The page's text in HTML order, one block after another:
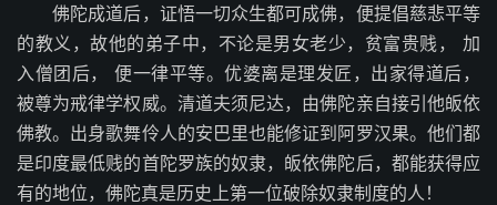
佛陀成道后，证悟一切众生都可成佛，便提倡慈悲平等
的教义，故他的弟子中，不论是男女老少，贫富贵贱， 加
入僧团后， 便一律平等。优婆离是理发匠，出家得道后，
被尊为戒律学权威。清道夫须尼达，由佛陀亲自接引他皈依
佛教。出身歌舞伶人的安巴里也能修证到阿罗汉果。他们都
是印度最低贱的首陀罗族的奴隶，皈依佛陀后，都能获得应
有的地位，佛陀真是历史上第一位破除奴隶制度的人！